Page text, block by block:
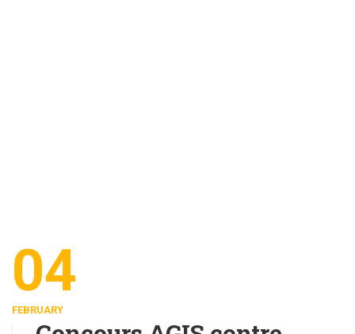
04
FEBRUARY